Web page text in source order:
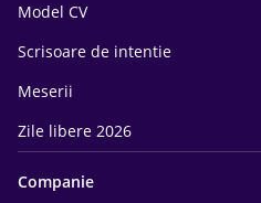
Model CV
Scrisoare de intentie
Meserii
Zile libere 2026
Companie